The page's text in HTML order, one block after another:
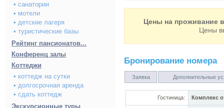
• санатории
• мотели
• детские лагеря
• туристические базы
Рейтинг пансионатов...
Конференц залы
Коттеджи
• коттедж на сутки
• долгосрочная аренда
• сдать коттедж
Экскурсионные туры
Цены на проживание
Цены
Бронирование номера
Заявка Дополнительные
Гостиница: Комплекс